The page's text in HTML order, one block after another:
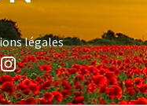
légales